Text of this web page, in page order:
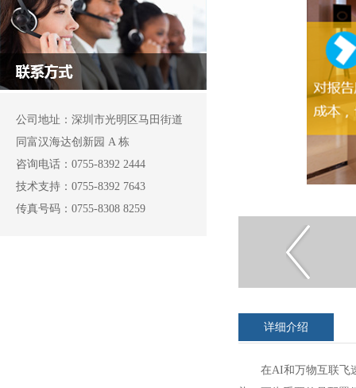
公司地址：深圳市光明区马田街道
同富汉海达创新园 A 栋
咨询电话：0755-8392 2444
技术支持：0755-8392 7643
传真号码：0755-8308 8259
详细介绍
在AI和万物互联飞